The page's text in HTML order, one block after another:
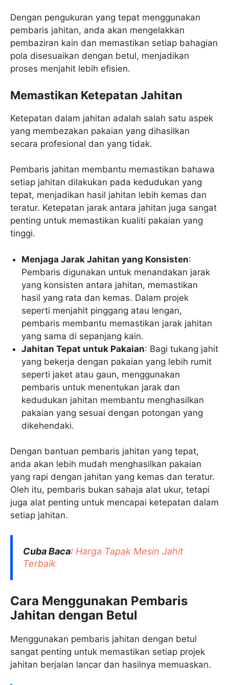
Dengan pengukuran yang tepat menggunakan
pembaris jahitan, anda akan mengelakkan
pembaziran kain dan memastikan setiap bahagian
pola disesuaikan dengan betul, menjadikan
proses menjahit lebih efisien.
Memastikan Ketepatan Jahitan
Ketepatan dalam jahitan adalah salah satu aspek
yang membezakan pakaian yang dihasilkan
secara profesional dan yang tidak.
Pembaris jahitan membantu memastikan bahawa
setiap jahitan dilakukan pada kedudukan yang
tepat, menjadikan hasil jahitan lebih kemas dan
teratur. Ketepatan jarak antara jahitan juga sangat
penting untuk memastikan kualiti pakaian yang
tinggi.
Menjaga Jarak Jahitan yang Konsisten:
Pembaris digunakan untuk menandakan jarak
yang konsisten antara jahitan, memastikan
hasil yang rata dan kemas. Dalam projek
seperti menjahit pinggang atau lengan,
pembaris membantu memastikan jarak jahitan
yang sama di sepanjang kain.
Jahitan Tepat untuk Pakaian: Bagi tukang jahit
yang bekerja dengan pakaian yang lebih rumit
seperti jaket atau gaun, menggunakan
pembaris untuk menentukan jarak dan
kedudukan jahitan membantu menghasilkan
pakaian yang sesuai dengan potongan yang
dikehendaki.
Dengan bantuan pembaris jahitan yang tepat,
anda akan lebih mudah menghasilkan pakaian
yang rapi dengan jahitan yang kemas dan teratur.
Oleh itu, pembaris bukan sahaja alat ukur, tetapi
juga alat penting untuk mencapai ketepatan dalam
setiap jahitan.
Cuba Baca: Harga Tapak Mesin Jahit
Terbaik
Cara Menggunakan Pembaris
Jahitan dengan Betul
Menggunakan pembaris jahitan dengan betul
sangat penting untuk memastikan setiap projek
jahitan berjalan lancar dan hasilnya memuaskan.